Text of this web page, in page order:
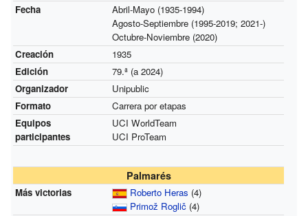
Fecha
Abril-Mayo (1935-1994)
Agosto-Septiembre (1995-2019; 2021-)
Octubre-Noviembre (2020)
Creación
1935
Edición
79.ª (a 2024)
Organizador
Unipublic
Formato
Carrera por etapas
Equipos
participantes
UCI WorldTeam
UCI ProTeam
Palmarés
Más victorias Roberto Heras (4)
Primož Roglič(4)